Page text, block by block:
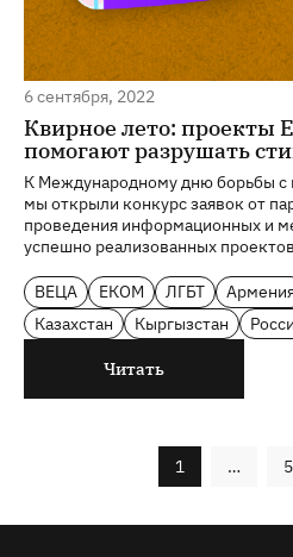
6 сентября, 2022
Квирное лето: проекты
помогают разрушать
К Международному дню борьбы с
мы открыли конкурс заявок от
проведения информационных и
успешно реализованных
ВЕЦА ЕКОМ ЛГБТ
Казахстан
Кыргызстан
Читать
1 … 5